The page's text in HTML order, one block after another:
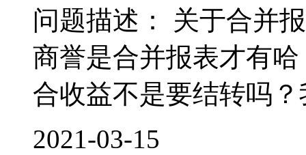
问题描述： 关于合并
商誉是合并报表才有
合收益不是要结转吗
2021-03-15